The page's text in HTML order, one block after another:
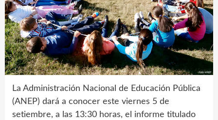
La Administración Nacional de Educación Pública
(ANEP) dará a conocer este viernes 5 de
setiembre, a las 13:30 horas, el informe titulado